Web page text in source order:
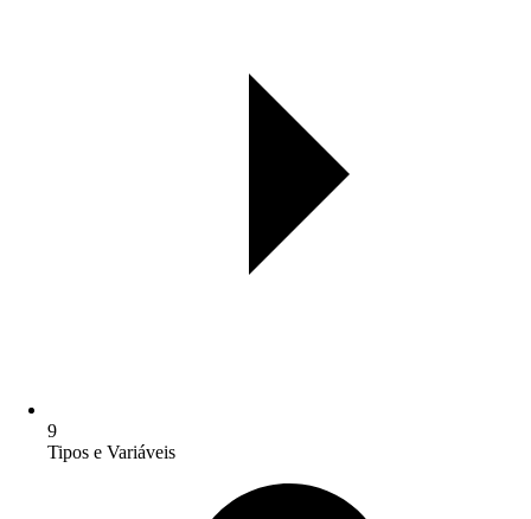
9
Tipos e Variáveis